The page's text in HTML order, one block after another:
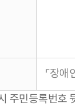
⌜장애
주민등록번호